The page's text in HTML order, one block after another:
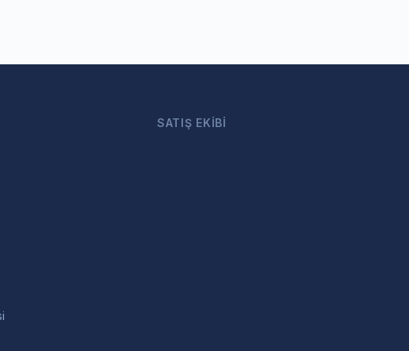
SATIŞ EKIBI